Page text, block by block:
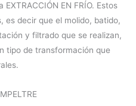
EN FRÍO. Estos
es decir que el molido, batido,
y filtrado que se realizan,
tipo de transformación que